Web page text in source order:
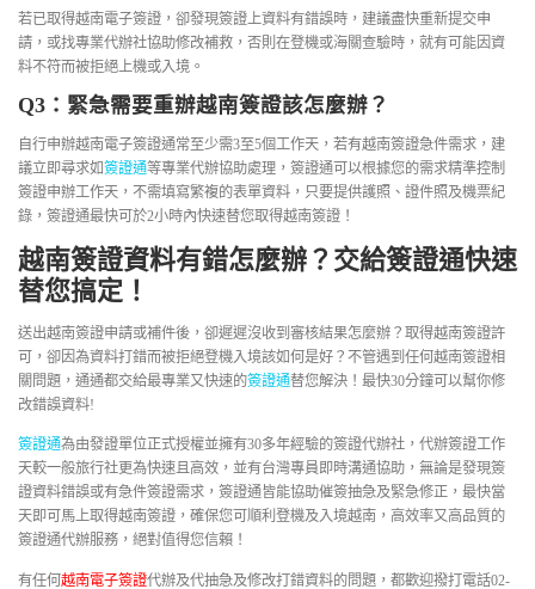
若已取得越南電子簽證，卻發現簽證上資料有錯誤時，建議盡快重新提交申
請，或找專業代辦社協助修改補救，否則在登機或海關查驗時，就有可能因資
料不符而被拒絕上機或入境。
Q3：緊急需要重辦越南簽證該怎麼辦？
自行申辦越南電子簽證通常至少需3至5個工作天，若有越南簽證急件需求，建
議立即尋求如 簽證通等專業代辦協助處理，簽證通可以根據您的需求精準控制
簽證申辦工作天，不需填寫繁複的表單資料，只要提供護照、證件照及機票紀
錄，簽證通最快可於2小時內快速替您取得越南簽證！
越南簽證資料有錯怎麼辦？交給簽證通快速
替您搞定！
送出越南簽證申請或補件後，卻遲遲沒收到審核結果怎麼辦？取得越南簽證許
可，卻因為資料打錯而被拒絕登機入境該如何是好？不管遇到任何越南簽證相
關問題，通通都交給最專業又快速的簽證通替您解決！最快30分鐘可以幫你修
改錯誤資料!
簽證通為由發證單位正式授權並擁有30多年經驗的簽證代辦社，代辦簽證工作
天較一般旅行社更為快速且高效，並有台灣專員即時溝通協助，無論是發現簽
證資料錯誤或有急件簽證需求，簽證通皆能協助催簽抽急及緊急修正，最快當
天即可馬上取得越南簽證，確保您可順利登機及入境越南，高效率又高品質的
簽證通代辦服務，絕對值得您信賴！
有任何 越南電子簽證代辦及代抽急及修改打錯資料的問題，都歡迎撥打電話02-